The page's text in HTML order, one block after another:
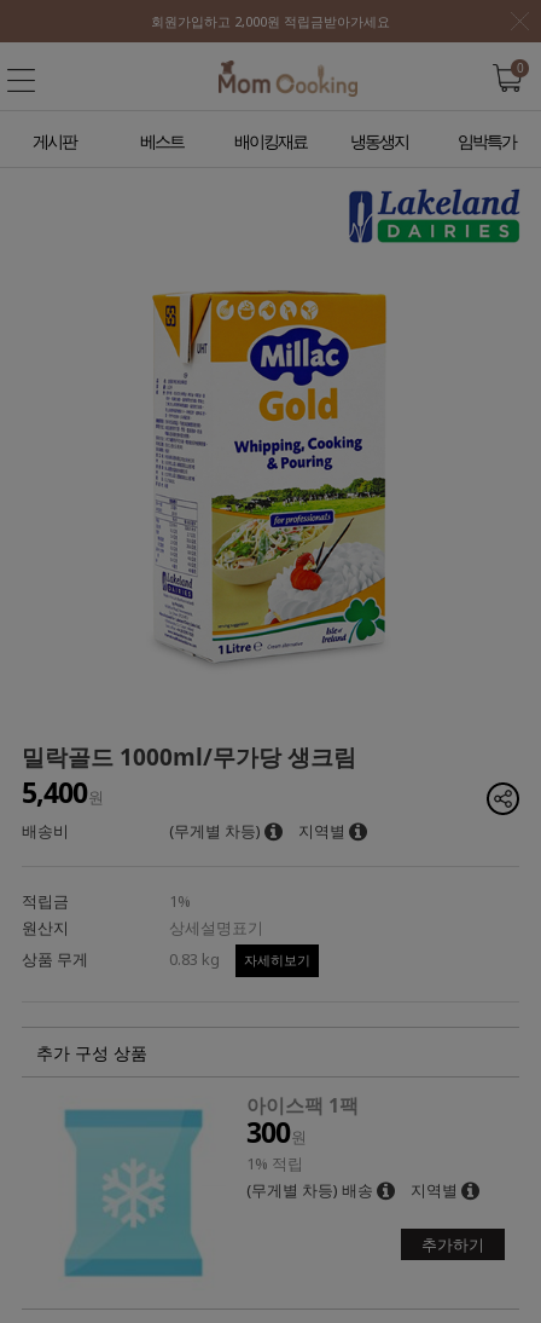
회원가입하고 2,000원 적립금받아가세요
0
게시판 베스트 배이킹재료 냉동생지 임박특가
밀락골드 1000ml/무가당 생크림
5,400원
배송비
(무게별 차등) 지역별
적립금
1%
원산지
상세설명표기
상품 무게
0.83 kg 자세히보기
추가 구성 상품
아이스팩 1팩
300원
1% 적립
(무게별 차등) 배송
지역별
추가하기